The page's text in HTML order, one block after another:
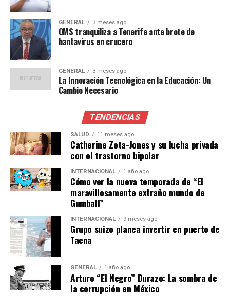
“El verdadero desafío será
la inversión en
infraestructura y la gestión
eficiente de los recursos,”
añadió el Dr. Martínez.
Por otro lado, algunos críticos han señalado que la
dependencia de la energía eólica y solar puede ser
problemática debido a su naturaleza intermitente. Sin
embargo, el gobierno ha asegurado que se están
desarrollando tecnologías de almacenamiento de
energía para mitigar estos problemas.
Implicaciones y Análisis Futuro
Si España logra cumplir con sus objetivos, las
implicaciones serían significativas no solo para el país,
sino también para la Unión Europea. Como uno de los
principales estados miembros, España podría establecer
un precedente para otros países en términos de
políticas de energía sostenible.
GENERAL 3 meses ago
OMS tranquiliza a Tenerife ante brote de
hantavirus en crucero
GENERAL 3 meses ago
La Innovación Tecnológica en la Educación: Un
Cambio Necesario
TENDENCIAS
SALUD 11 meses ago
Catherine Zeta-Jones y su lucha privada
con el trastorno bipolar
INTERNACIONAL 1 año ago
Cómo ver la nueva temporada de “El
maravillosamente extraño mundo de
Gumball”
INTERNACIONAL 9 meses ago
Grupo suizo planea invertir en puerto de
Tacna
GENERAL 1 año ago
Arturo “El Negro” Durazo: La sombra de
la corrupción en México